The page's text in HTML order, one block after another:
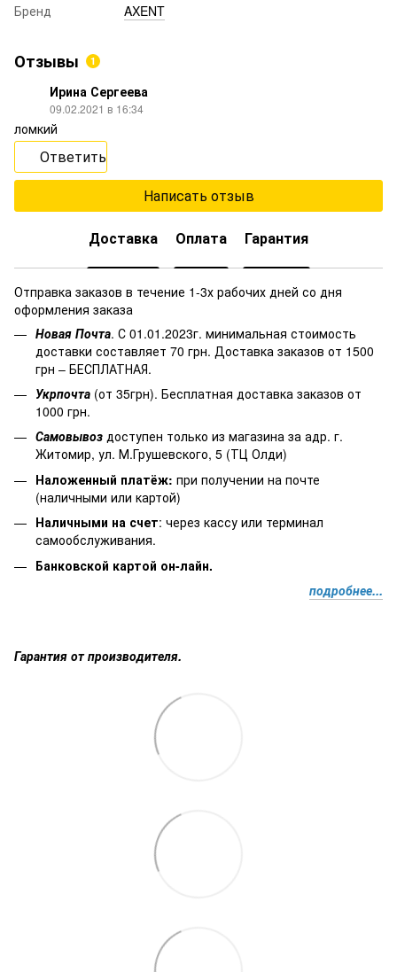
Бренд AXENT
Отзывы 1
Ирина Сергеева
09.02.2021 в 16:34
ломкий
Ответить
Написать отзыв
Доставка Оплата Гарантия
Отправка заказов в течение 1-3х рабочих дней со дня
оформления заказа
Новая Почта. С 01.01.2023г. минимальная стоимость
доставки составляет 70 грн. Доставка заказов от 1500
грн – БЕСПЛАТНАЯ.
Укрпочта (от 35грн). Бесплатная доставка заказов от
1000 грн.
Самовывоз доступен только из магазина за адр. г.
Житомир, ул. М.Грушевского, 5 (ТЦ Олди)
Наложенный платёж: при получении на почте
(наличными или картой)
Наличными на счет: через кассу или терминал
самообслуживания.
Банковской картой он-лайн.
подробнее...
Гарантия от производителя.